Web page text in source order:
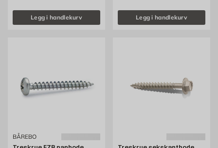
Legg i handlekurv Legg i handlekurv
BÅREBO